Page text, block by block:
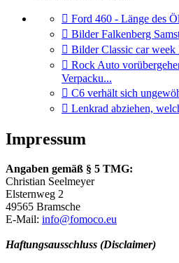
Gehe
zum
letzten
Beitrag
Ford 460 - Länge des
Gehe
zum
letzten
Beitrag
Bilder Falkenberg
Gehe
zum
letzten
Beitrag
Bilder Classic car week
Gehe
zum
letzten
Beitrag
Rock Auto
Verpacku...
Gehe
zum
letzten
C6 verhält sich
Gehe
Beitrag
Lenkrad abziehen,
Impressum
Angaben gemäß § 5 TMG:
Christian Seelmeyer
Elsternweg 2
49565 Bramsche
E-Mail: info@fomoco.eu
Haftungsausschluss (Disclaimer)